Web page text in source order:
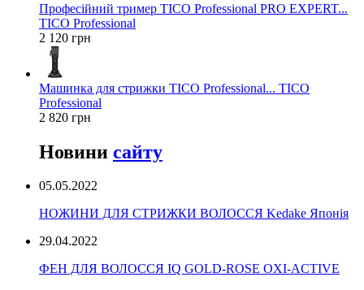
Професійний тример TICO Professional PRO EXPERT...
TICO Professional
2 120 грн
Машинка для стрижки TICO Professional... TICO
Professional
2 820 грн
Новини сайту
05.05.2022
НОЖИНИ ДЛЯ СТРИЖКИ ВОЛОССЯ Kedake Японія
29.04.2022
ФЕН ДЛЯ ВОЛОССЯ IQ GOLD-ROSE OXI-ACTIVE